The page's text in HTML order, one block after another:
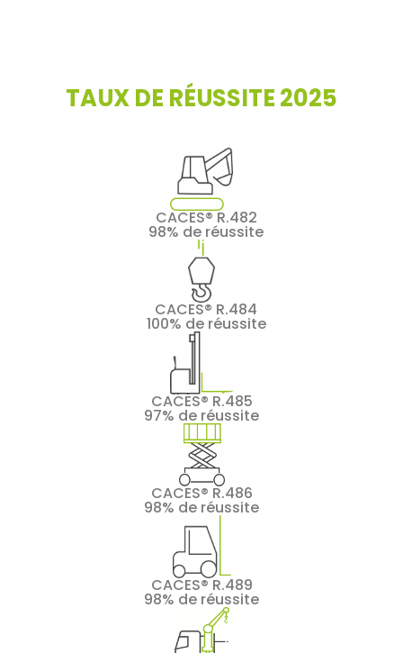
TAUX DE RÉUSSITE 2025
CACES® R.482
98% de réussite
CACES® R.484
100% de réussite
CACES® R.485
97% de réussite
CACES® R.486
98% de réussite
CACES® R.489
98% de réussite